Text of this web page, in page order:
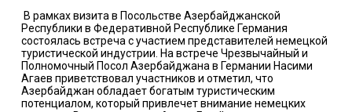
В рамках визита в Посольстве Азербайджанской
Республики в Федеративной Республике Германия
состоялась встреча с участием представителей немецкой
туристической индустрии. На встрече Чрезвычайный и
Полномочный Посол Азербайджана в Германии Насими
Агаев приветствовал участников и отметил, что
Азербайджан обладает богатым туристическим
потенциалом, который привлечет внимание немецких